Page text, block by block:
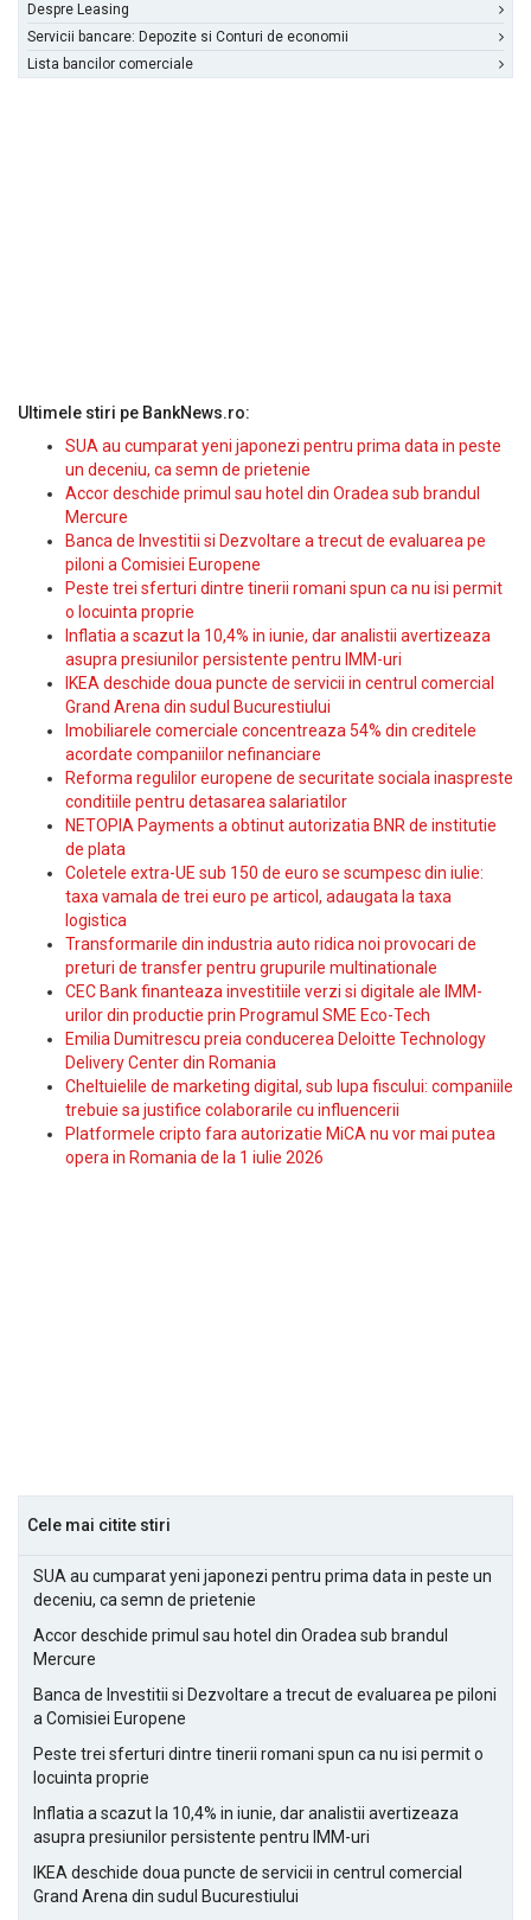
Despre Leasing
Servicii bancare: Depozite si Conturi de economii
Lista bancilor comerciale
Ultimele stiri pe BankNews.ro:
SUA au cumparat yeni japonezi pentru prima data in peste
un deceniu, ca semn de prietenie
Accor deschide primul sau hotel din Oradea sub brandul
Mercure
Banca de Investitii si Dezvoltare a trecut de evaluarea pe
piloni a Comisiei Europene
Peste trei sferturi dintre tinerii romani spun ca nu isi permit
o locuinta proprie
Inflatia a scazut la 10,4% in iunie, dar analistii avertizeaza
asupra presiunilor persistente pentru IMM-uri
IKEA deschide doua puncte de servicii in centrul comercial
Grand Arena din sudul Bucurestiului
Imobiliarele comerciale concentreaza 54% din creditele
acordate companiilor nefinanciare
Reforma regulilor europene de securitate sociala inaspreste
conditiile pentru detasarea salariatilor
NETOPIA Payments a obtinut autorizatia BNR de institutie
de plata
Coletele extra-UE sub 150 de euro se scumpesc din iulie:
taxa vamala de trei euro pe articol, adaugata la taxa
logistica
Transformarile din industria auto ridica noi provocari de
preturi de transfer pentru grupurile multinationale
CEC Bank finanteaza investitiile verzi si digitale ale IMM-
urilor din productie prin Programul SME Eco-Tech
Emilia Dumitrescu preia conducerea Deloitte Technology
Delivery Center din Romania
Cheltuielile de marketing digital, sub lupa fiscului: companiile
trebuie sa justifice colaborarile cu influencerii
Platformele cripto fara autorizatie MiCA nu vor mai putea
opera in Romania de la 1 iulie 2026
Cele mai citite stiri
SUA au cumparat yeni japonezi pentru prima data in peste un
deceniu, ca semn de prietenie
Accor deschide primul sau hotel din Oradea sub brandul
Mercure
Banca de Investitii si Dezvoltare a trecut de evaluarea pe piloni
a Comisiei Europene
Peste trei sferturi dintre tinerii romani spun ca nu isi permit o
locuinta proprie
Inflatia a scazut la 10,4% in iunie, dar analistii avertizeaza
asupra presiunilor persistente pentru IMM-uri
IKEA deschide doua puncte de servicii in centrul comercial
Grand Arena din sudul Bucurestiului